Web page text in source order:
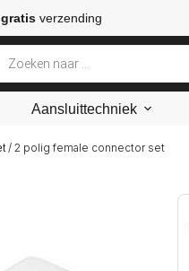
verzending
Aansluittechniek
/ 2 polig female connector set